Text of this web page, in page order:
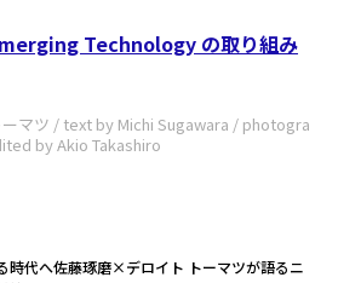
Technology の取り組み
マツ / text by Michi Sugawara / photogra
by Akio Takashiro
代へ――佐藤琢磨×デロイト トーマツが語るニ